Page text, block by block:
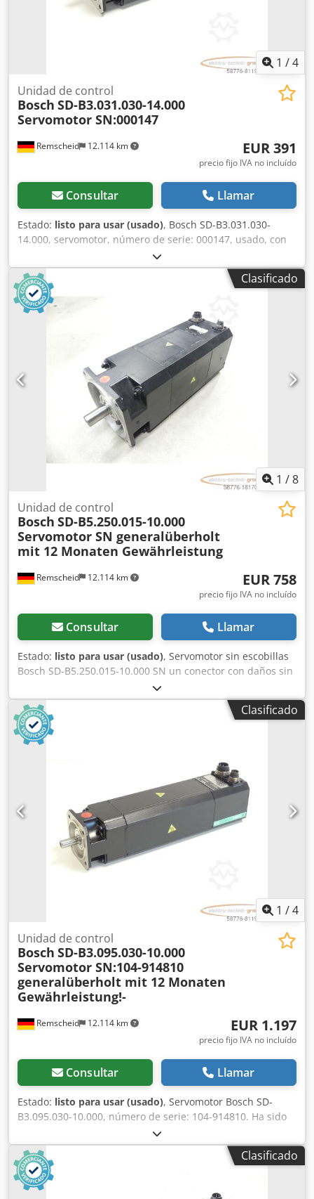
1 /4
Remscheid 12.114 km
Unidad de control
Bosch SD-B3.031.030-14.000
Servomotor SN:000147
EUR 391
precio fijo IVA no incluído
Consultar Llamar
Estado: listo para usar (usado), Bosch SD-B3.031.030-
14.000, servomotor, número de serie: 000147, usado, con
signos normales de uso, funcionamiento al 100 %, el
alcance del suministro se indica en las fotos. Dedpfxsi D E
Syo Adwock
Clasificado
1 /8
Remscheid 12.114 km
Unidad de control
Bosch SD-B5.250.015-10.000
Servomotor SN generalüberholt
mit 12 Monaten Gewährleistung
EUR 758
precio fijo IVA no incluído
Consultar Llamar
Estado: listo para usar (usado), Servomotor sin escobillas
Bosch SD-B5.250.015-10.000 SN un conector con daños sin
afectar al funcionamiento, revisado y probado por
completo por profesionales con 12 meses de garantía,
100% funcional, alcance de suministro según fotos, los
descuentos de venta acordados no se aplican a este
artículo. ¡Pregunte por el precio por separado! ATENCIÓN:
¡Consulte por separado los costes de embalaje y envío!
ATENCIÓN: ¡Consulte por los costes de embalaje y
transporte por separado! Dcjdjvmu H Topfx Adwjk
Clasificado
1 /4
Remscheid 12.114 km
Unidad de control
Bosch SD-B3.095.030-10.000
Servomotor SN:104-914810
generalüberholt mit 12 Monaten
Gewährleistung!-
EUR 1.197
precio fijo IVA no incluído
Consultar Llamar
Estado: listo para usar (usado), Servomotor Bosch SD-
B3.095.030-10.000, número de serie: 104-914810. Ha sido
revisado y probado por completo por personal cualificado
y cuenta con una garantía de 12 meses. Funciona al 100%.
El alcance del suministro se corresponde con las fotos.
Para este artículo no se aplican los descuentos de venta
acordados. Por favor, solicite el precio por separado.
Clasificado